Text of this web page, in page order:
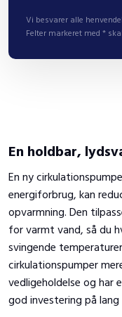
Vi besvarer alle
Felter markeret med *
En holdbar,
En ny
energiforbrug, kan
opvarmning. Den
for varmt vand, så du
svingende
cirkulationspumper
vedligeholdelse og har
god investering på